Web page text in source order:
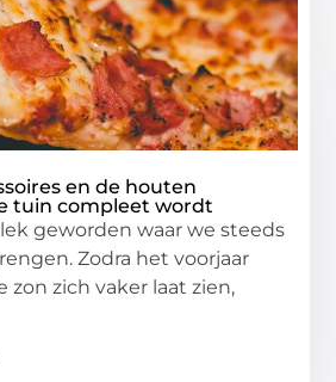
en de houten
tuin compleet wordt
geworden waar we steeds
Zodra het voorjaar
zon zich vaker laat zien,